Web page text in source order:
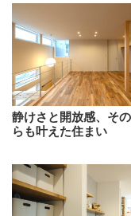
静けさと開放感、そ
らも叶えた住まい